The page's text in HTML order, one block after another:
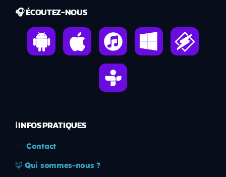
🎧 ÉCOUTEZ-NOUS
ℹ️ INFOS PRATIQUES
Contact
🦊 Qui sommes-nous ?